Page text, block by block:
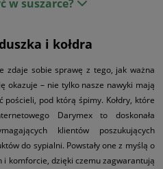
w suszarce?
i kołdra
zdaje sobie sprawę z tego, jak ważna
okazuje – nie tylko nasze nawyki mają
pościeli, pod którą śpimy. Kołdry, które
Darymex to doskonała
klientów poszukujących
do sypialni. Powstały one z myślą o
i komforcie, dzięki czemu zagwarantują